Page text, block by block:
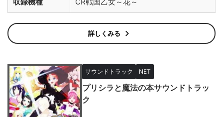
詳しくみる
サウンドトラック NET
プリシラと魔法の本サウンドトラッ
ク